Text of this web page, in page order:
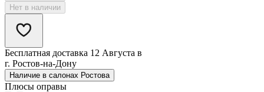
Нет в наличии
Бесплатная доставка 12 Августа в
г. Ростов-на-Дону
Наличие в салонах Ростова
Плюсы оправы